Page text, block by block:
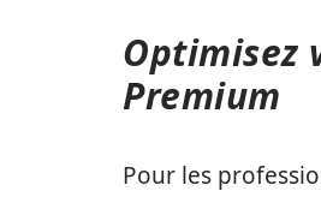
Optimisez
Premium
Pour les